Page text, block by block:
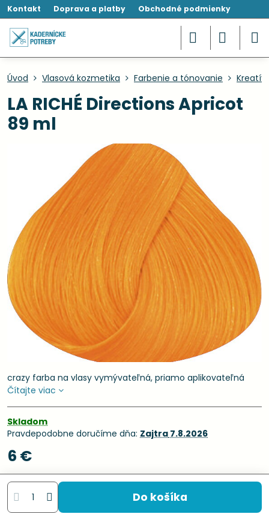
Kontakt Doprava a platby Obchodné podmienky
Úvod Vlasová kozmetika Farbenie a tónovanie
LA RICHÉ Directions Apricot
89 ml
crazy farba na vlasy vymývateľná, priamo aplikovateľná
Čítajte viac
Skladom
Pravdepodobne doručíme dňa: Zajtra7.8.2026
6 €
Do košíka